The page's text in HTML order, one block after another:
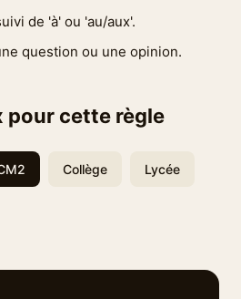
de 'à' ou 'au/aux'.
question ou une opinion.
pour cette règle
Collège Lycée